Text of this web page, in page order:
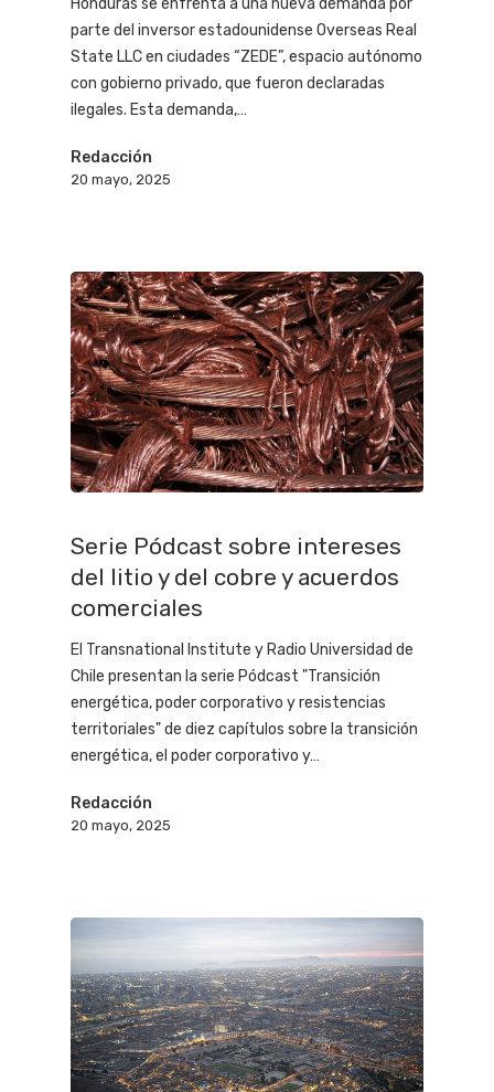
Honduras se enfrenta a una nueva demanda por
parte del inversor estadounidense Overseas Real
State LLC en ciudades “ZEDE”, espacio autónomo
con gobierno privado, que fueron declaradas
ilegales. Esta demanda,…
Redacción
20 mayo, 2025
Serie Pódcast sobre intereses
del litio y del cobre y acuerdos
comerciales
El Transnational Institute y Radio Universidad de
Chile presentan la serie Pódcast "Transición
energética, poder corporativo y resistencias
territoriales" de diez capítulos sobre la transición
energética, el poder corporativo y…
Redacción
20 mayo, 2025